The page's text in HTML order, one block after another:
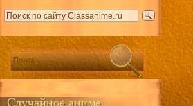
Случайное аниме